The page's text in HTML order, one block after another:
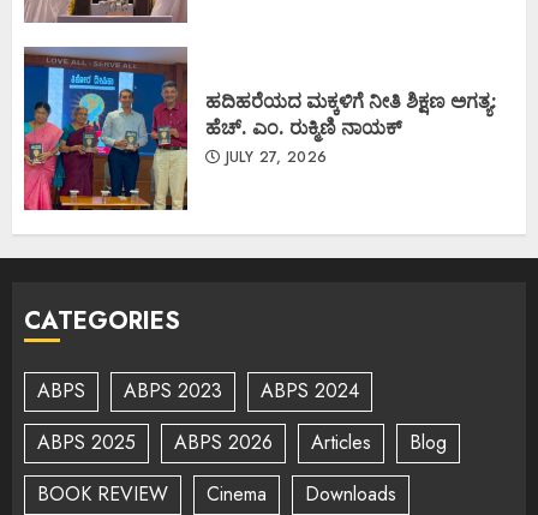
ಹದಿಹರೆಯದ ಮಕ್ಕಳಿಗೆ ನೀತಿ ಶಿಕ್ಷಣ ಅಗತ್ಯ:
ಹೆಚ್. ಎಂ. ರುಕ್ಮಿಣಿ ನಾಯಕ್
JULY 27, 2026
CATEGORIES
ABPS ABPS 2023
ABPS 2024
ABPS 2025
ABPS 2026 Articles
Blog
BOOK REVIEW
Cinema
Downloads